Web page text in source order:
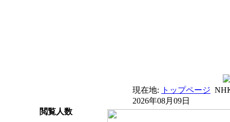
現在地: トップページ
2026年08月09日
閲覧人数